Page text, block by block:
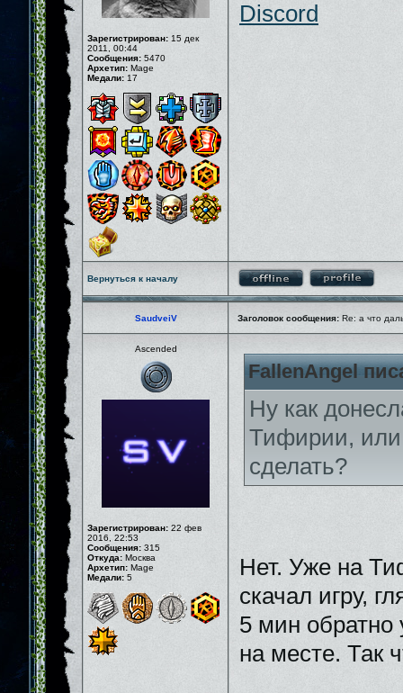
Зарегистрирован: 15 дек
2011, 00:44
Сообщения: 5470
Архетип: Mage
Медали: 17
Discord
Вернуться к началу
SaudveiV Заголовок сообщения: Re: а что
Ascended
Зарегистрирован: 22 фев
2016, 22:53
Сообщения: 315
Откуда: Москва
Архетип: Mage
Медали: 5
FallenAngel
Ну как
Тифирии, или
сделать?
Нет. Уже на
скачал игру,
5 мин обратно
на месте. Так